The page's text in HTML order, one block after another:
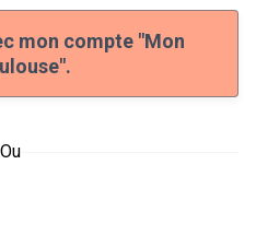
mon compte "Mon
Ou